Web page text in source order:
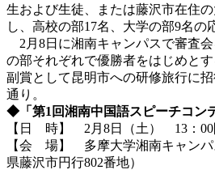
生および生徒、または藤沢市在住
し、高校の部17名、大学の部9名の
2月8日に湘南キャンパスで審査
の部それぞれで優勝者をはじめと
副賞として昆明市への研修旅行に
通り。
◆「第1回湘南中国語スピーチコン
【日 時】 2月8日（土） 13：00
【会 場】 多摩大学湘南キャンパ
県藤沢市円行802番地）